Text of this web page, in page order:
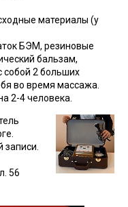
материалы (у
БЭМ, резиновые
бальзам,
2 больших
во время массажа.
2-4 человека.
записи.
56